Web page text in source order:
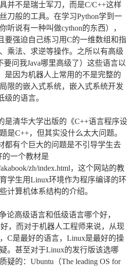
并不是瑞士军刀，而是C/C++这样
刀般的工具。在学习Python学到一
听说有一种叫做cython的东西），
要强迫自己练习用C的一维数组和指
乘法、求逆等操作。之所以有高级
要问我Java哪里高级了）这些语言以
是因为机器人上常用的不是完整的
限的嵌入式系统，嵌入式系统开发
级的语言。
是清华大学出版的《C++语言程序设
是C++，但其实没什么太大问题。
都有个巨大的问题是不引导学生去
的一个教材是
akabook/zh/index.html，这个网站的教
学生用Linux环境作为程序编译的环
计算机体系结构的介绍。
论高级语言和低级语言哪个好，
，而对于机器人工程师来说，从现
C是最好的语言，Linux是最好的操
。甚至对于Linux的发行版该选哪
疑的：Ubuntu（The leading OS for